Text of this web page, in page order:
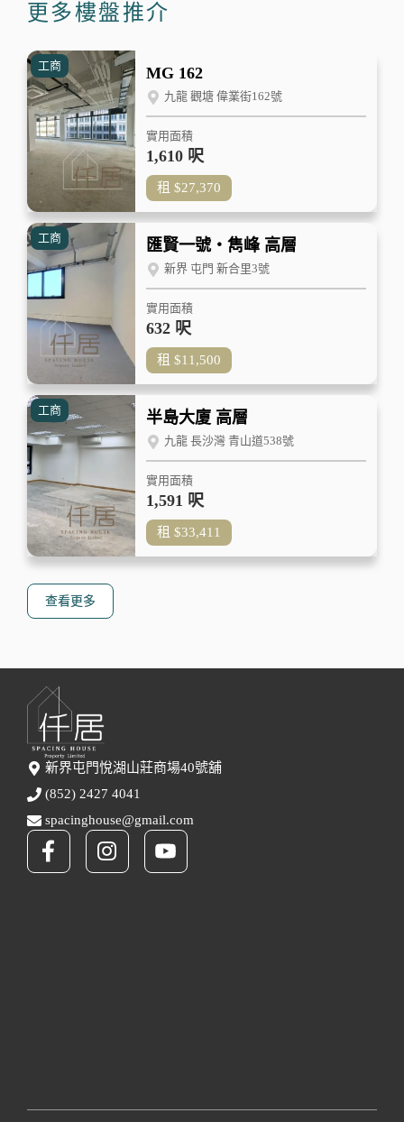
更多樓盤推介
查看更多
工商 MG 162
九龍 觀塘 偉業街162號
實用面積
1,610 呎
租 $27,370
工商 匯賢一號‧雋峰 高層
新界 屯門 新合里3號
實用面積
632 呎
租 $11,500
工商 半島大廈 高層
九龍 長沙灣 青山道538號
實用面積
1,591 呎
租 $33,411
新界屯門悅湖山莊商場40號舖
(852) 2427 4041
spacinghouse@gmail.com